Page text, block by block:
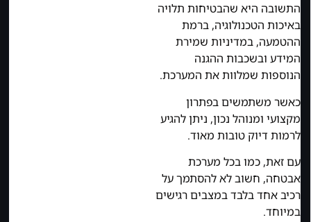
התשובה היא שהבטיחות תלויה
באיכות הטכנולוגיה, ברמת
ההטמעה, במדיניות שמירת
המידע ובשכבות ההגנה
הנוספות שמלוות את המערכת.
כאשר משתמשים בפתרון
מקצועי ומנוהל נכון, ניתן להגיע
לרמות דיוק טובות מאוד.
עם זאת, כמו בכל מערכת
אבטחה, חשוב לא להסתמך על
רכיב אחד בלבד במצבים רגישים
במיוחד.